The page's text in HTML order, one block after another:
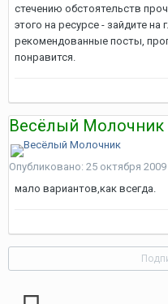
стечению обстоятельств
этого на ресурсе - зайдите на
рекомендованные посты,
понравится.
Весёлый Молочник
Опубликовано: 25 октября 2009
мало вариантов,как всегда.